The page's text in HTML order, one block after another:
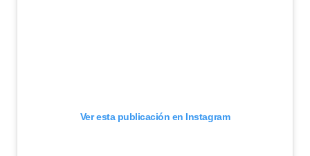
Ver esta publicación en Instagram